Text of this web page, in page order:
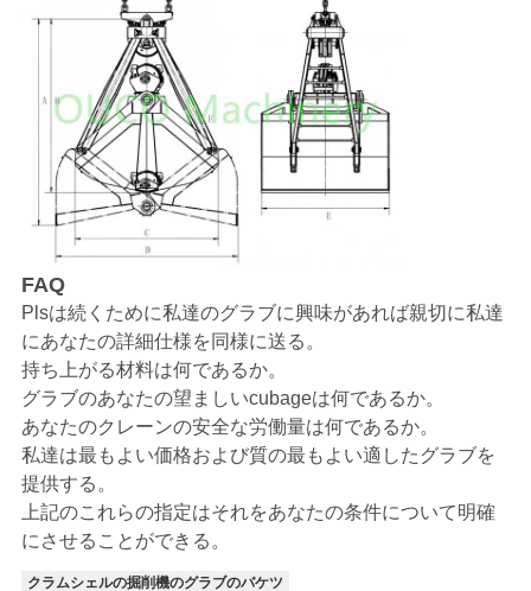
ポ
FAQ
Plsは続くために私達のグラブに興味があれば親切に私達
にあなたの詳細仕様を同様に送る。
持ち上がる材料は何であるか。
グラブのあなたの望ましいcubageは何であるか。
あなたのクレーンの安全な労働量は何であるか。
私達は最もよい価格および質の最もよい適したグラブを
提供する。
上記のこれらの指定はそれをあなたの条件について明確
にさせることができる。
クラムシェルの掘削機のグラブのバケツ